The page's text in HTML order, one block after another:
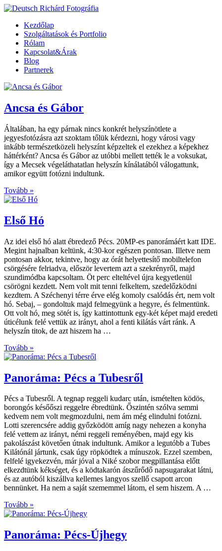
Kezdőlap
Szolgáltatások és Portfolio
Rólam
Kapcsolat&Árak
Blog
Partnerek
Ancsa és Gábor
Általában, ha egy párnak nincs konkrét helyszínötlete a
jegyesfotózásra azt szoktam tőlük kérdezni, hogy városi vagy
inkább természetközeli helyszínt képzeltek el ezekhez a képekhez
háttérként? Ancsa és Gábor az utóbbi mellett tették le a voksukat,
így a Mecsek végeláthatatlan helyszín kínálatából válogattunk,
amikor együtt fotózni indultunk.
Tovább »
Első Hó
Az idei első hó alatt ébredező Pécs. 20MP-es panorámáért katt IDE.
Megint hajnalban keltünk, 4:30-kor egészen pontosan. Illetve nem
pontosan akkor, tekintve, hogy az órát helyettesítő mobiltelefon
csörgésére felriadva, először levertem azt a szekrényről, majd
szundimódba kapcsoltam. Öt perc elteltével újra kegyetlenül
csörögni kezdett. Nem volt mit tenni felkeltem, szedelőzködni
kezdtem. A Széchenyi térre érve elég komoly csalódás ért, nem volt
hó. Sebaj, – gondoltuk majd felmegyünk a hegyre, és felmentünk.
Ott volt hó, meg sötét is, így kattintottunk egy-két képet majd eredeti
úticélunk felé vettük az irányt, ahol a fenti kilátás várt ránk. A
helyszín titok, de azt hiszem ha …
Tovább »
Panoráma: Pécs a Tubesről
Pécs a Tubesről. A tegnap reggeli kudarc után, ismételten ködös,
borongós későőszi reggelre ébredtünk. Őszintén szólva semmi
kedvem nem volt megmozdulni, nem ám még elindulni fotózni.
Lotti szerencsére addig győzködött amíg nagy nehezen a konyha
felé vettem az irányt, némi reggeli reményében, majd egy kis
pakolászást követően útnak indultunk. Amikor a legutóbb a Tubes
Kilátónál jártunk, csak úgy röpködtek a mínuszok. Ezzel szemben,
felfelé igyekezvén, már jóval a Niké szobor megpillantása előtt
elkezdtünk kékséget, és a ködtakarón átszűrődő napsugarakat látni,
és az autóból kiszállva kellemes langyos szellő csapott arcon
bennünket. Ha nem a saját szememmel látom, el sem hiszem. A …
Tovább »
Panoráma: Pécs-Újhegy